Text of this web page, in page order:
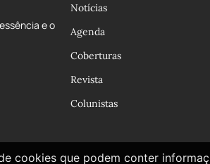
e o
Notícias
Agenda
Coberturas
Revista
Colunistas
cookies que podem conter